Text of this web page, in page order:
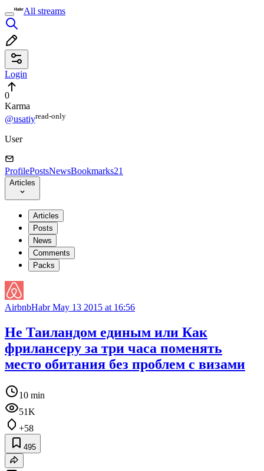
All streams
Login
0
Karma
@usatiyread⁠-⁠only
User
ProfilePostsNewsBookmarks21
Articles
Articles
Posts
News
Comments
Packs
AirbnbHabrMay 13 2015 at 16:56
Не Таиландом единым или Как
фрилансеру за три часа поменять
место обитания без проблем с визами
10 min
51K
+58
495